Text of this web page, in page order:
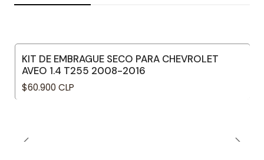
KIT DE EMBRAGUE SECO PARA CHEVROLET
AVEO 1.4 T255 2008-2016
$60.900 CLP